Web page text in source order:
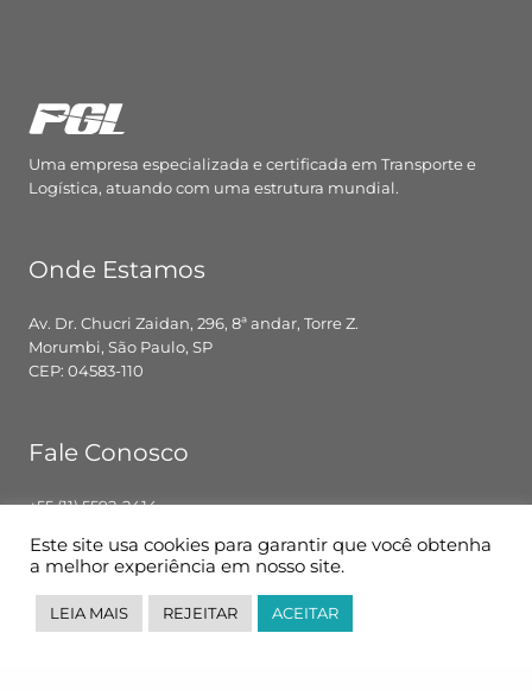
Uma empresa especializada e certificada em Transporte e
Logística, atuando com uma estrutura mundial.
Onde Estamos
Av. Dr. Chucri Zaidan, 296, 8ª andar, Torre Z.
Morumbi, São Paulo, SP
CEP: 04583-110
Fale Conosco
+55 (11) 5592-2414
Segunda – Sexta: 8h00 – 18h00
Siga-nos
Este site usa cookies para garantir que você obtenha
a melhor experiência em nosso site.
LEIA MAIS REJEITAR ACEITAR